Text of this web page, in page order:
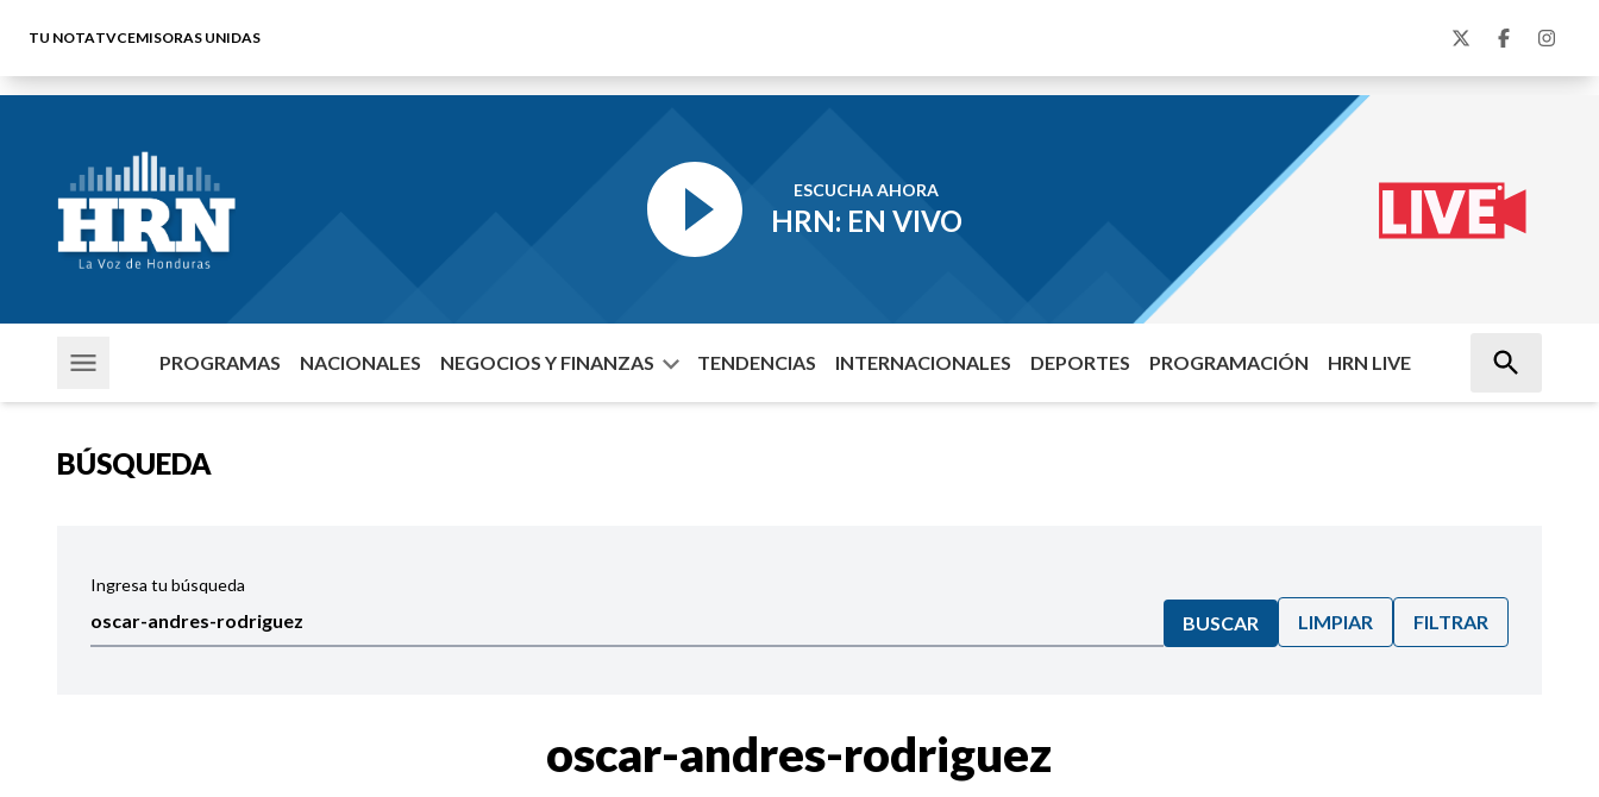
TU NOTATVCEMISORAS UNIDAS
ESCUCHA AHORA
HRN: EN VIVO
PROGRAMAS NACIONALES NEGOCIOS Y FINANZAS TENDENCIAS INTERNACIONALES DEPORTES PROGRAMACIÓN HRN LIVE
BÚSQUEDA
Ingresa tu búsqueda
BUSCAR LIMPIAR FILTRAR
oscar-andres-rodriguez